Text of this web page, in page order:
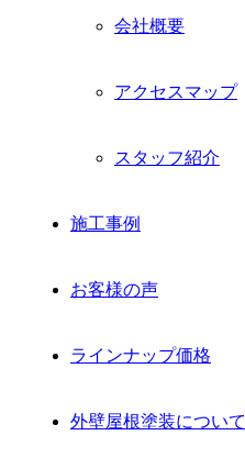
会社概要
アクセスマップ
スタッフ紹介
施工事例
お客様の声
ラインナップ価格
外壁屋根塗装について